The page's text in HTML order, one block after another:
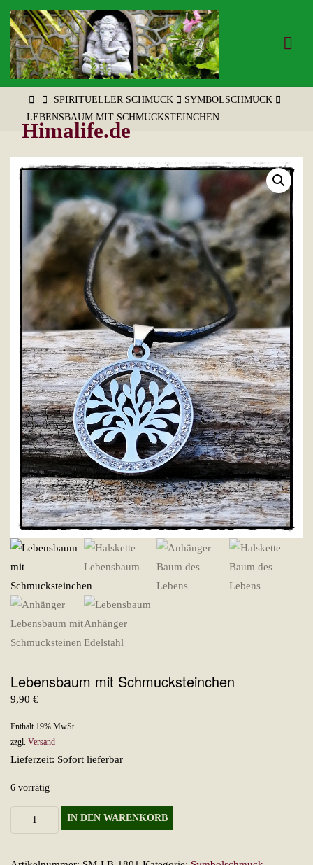
Zum
Inhalt
springen
Himalife.de
STARTSPIRITUELLER SCHMUCK
SYMBOLSCHMUCK
LEBENSBAUM MIT SCHMUCKSTEINCHEN
Lebensbaum mit Schmucksteinchen
9,90€
Enthält 19% MwSt.
zzgl.Versand
Lieferzeit: Sofort lieferbar
6 vorrätig
Lebensbaum
IN DEN WARENKORB